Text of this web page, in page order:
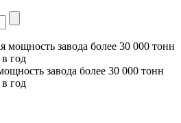
завода более 30 000 тонн
год